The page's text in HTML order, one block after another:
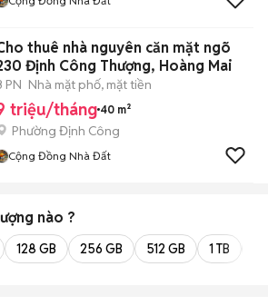
thuê nhà nguyên căn mặt ngõ
Định Công Thượng, Hoàng Mai
PN Nhà mặt phố, mặt tiền
triệu/tháng 40 m²
Phường Định Công
Cộng Đồng Nhà Đất
nào ?
128 GB 256 GB 512 GB 1 TB